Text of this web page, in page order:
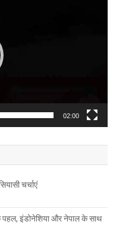
02:00
चर्चाएं
इंडोनेशिया और नेपाल के साथ